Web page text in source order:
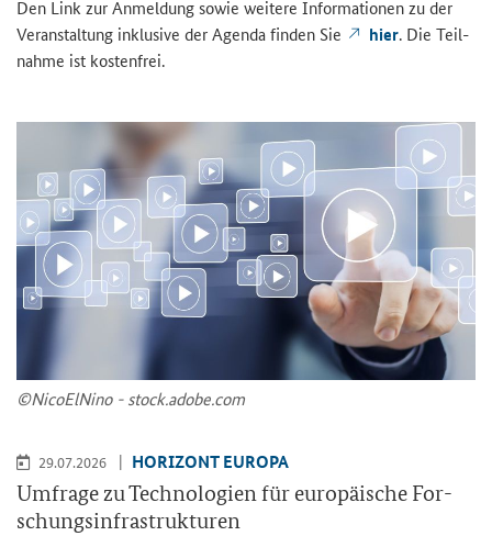
Den Link zur An­mel­dung sowie wei­te­re In­for­ma­tio­nen zu der
Ver­an­stal­tung in­klu­si­ve der Agen­da fin­den Sie
hier. Die Teil­
nah­me ist kos­ten­frei.
©Ni­co­ElNi­no - stock.adobe.com
29.07.2026 HO­RI­ZONT EU­RO­PA
Um­fra­ge zu Tech­no­lo­gien für eu­ro­päi­sche For­
schungs­in­fra­struk­tu­ren